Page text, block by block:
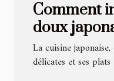
Comment
doux
cuisine
La cuisine
délicates et ses